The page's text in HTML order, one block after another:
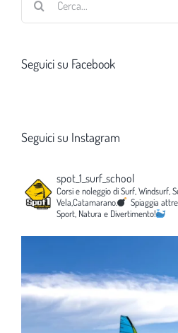
Seguici su Facebook
Seguici su Instagram
spot_1_surf_school
Corsi e noleggio di Surf, Windsurf,
Vela,Catamarano.
Spiaggia
Sport, Natura e Divertimento!